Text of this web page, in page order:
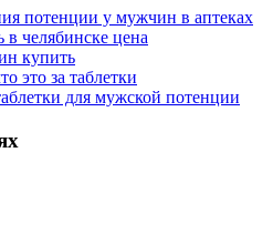
потенции у мужчин в аптеках
челябинске цена
купить
это за таблетки
для мужской потенции